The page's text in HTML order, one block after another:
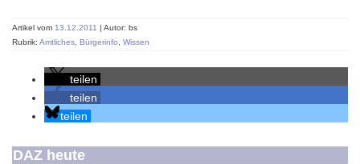
Artikel vom 13.12.2011 | Autor: bs
Rubrik: Amtliches Bürgerinfo Wissen
teilen
teilen
teilen
DAZ heute